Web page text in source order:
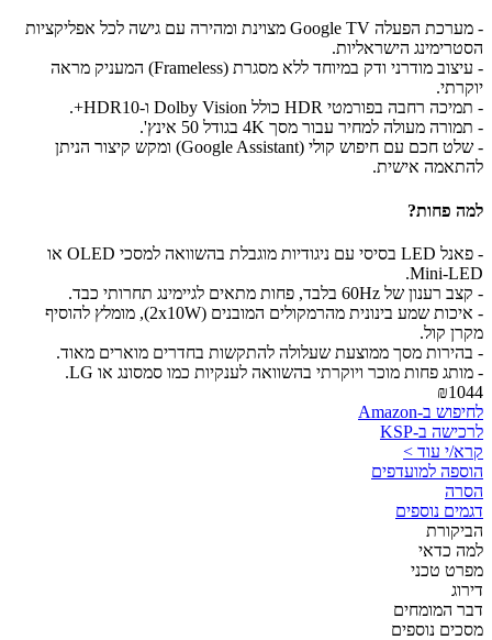
- מערכת הפעלה Google TV מצוינת ומהירה עם גישה לכל אפליקציות
הסטרימינג הישראליות.
- עיצוב מודרני ודק במיוחד ללא מסגרת (Frameless) המעניק מראה
יוקרתי.
- תמיכה רחבה בפורמטי HDR כולל Dolby Vision ו-HDR10+.
- תמורה מעולה למחיר עבור מסך 4K בגודל 50 אינץ'.
- שלט חכם עם חיפוש קולי (Google Assistant) ומקש קיצור הניתן
להתאמה אישית.
למה פחות?
- פאנל LED בסיסי עם ניגודיות מוגבלת בהשוואה למסכי OLED או
Mini-LED.
- קצב רענון של 60Hz בלבד, פחות מתאים לגיימינג תחרותי כבד.
- איכות שמע בינונית מהרמקולים המובנים (2x10W), מומלץ להוסיף
מקרן קול.
- בהירות מסך ממוצעת שעלולה להתקשות בחדרים מוארים מאוד.
- מותג פחות מוכר ויוקרתי בהשוואה לענקיות כמו סמסונג או LG.
₪1044
לחיפוש ב-Amazon
לרכישה ב-KSP
קרא/י עוד >
הוספה למועדפים
הסרה
דגמים נוספים
הביקורת
למה כדאי
מפרט טכני
דירוג
דבר המומחים
מסכים נוספים